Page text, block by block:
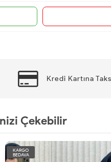
Kredi Kartına
Çekebilir
KARGO
BEDAVA